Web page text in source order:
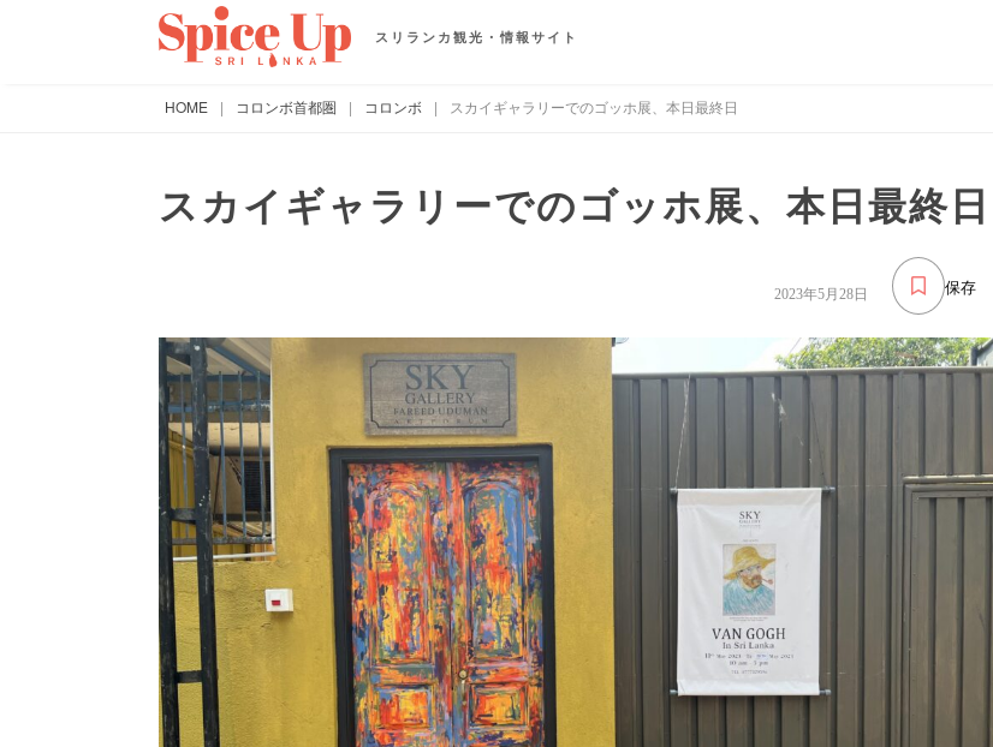
スリランカ観光・情報サイト
HOME | コロンボ首都圏 | コロンボ | スカイギャラリーでのゴッホ展、本日最終日
スカイギャラリーでのゴッホ展、本日最終日
保存
2023年5月28日